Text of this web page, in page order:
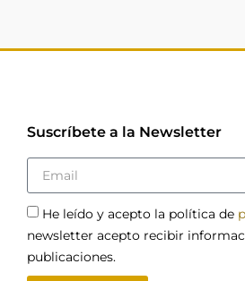
Suscríbete a la Newsletter
He leído y acepto la política de
newsletter acepto recibir
publicaciones.